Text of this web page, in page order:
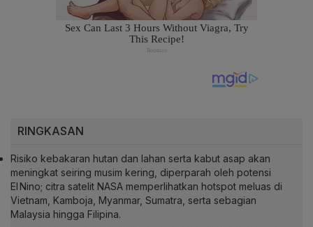
RINGKASAN
Risiko kebakaran hutan dan lahan serta kabut asap akan
meningkat seiring musim kering, diperparah oleh potensi
El Nino; citra satelit NASA memperlihatkan hotspot meluas di
Vietnam, Kamboja, Myanmar, Sumatra, serta sebagian
Malaysia hingga Filipina.